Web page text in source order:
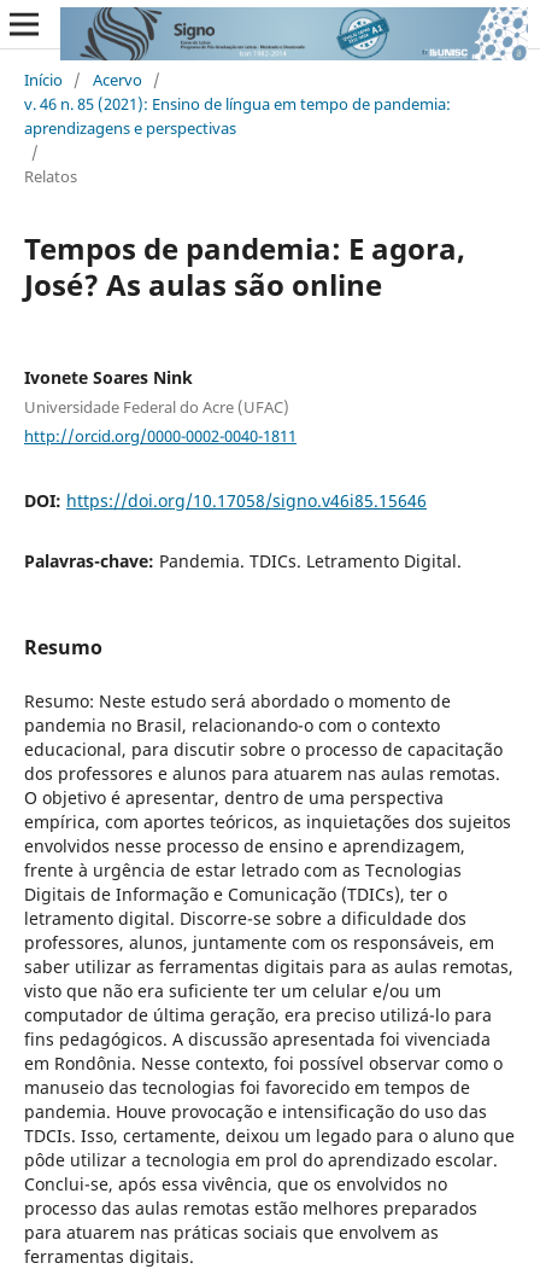
Início / Acervo /
v. 46 n. 85 (2021): Ensino de língua em tempo de pandemia:
aprendizagens e perspectivas
/
Relatos
Tempos de pandemia: E agora,
José? As aulas são online
Ivonete Soares Nink
Universidade Federal do Acre (UFAC)
http://orcid.org/0000-0002-0040-1811
DOI: https://doi.org/10.17058/signo.v46i85.15646
Palavras-chave: Pandemia. TDICs. Letramento Digital.
Resumo
Resumo: Neste estudo será abordado o momento de
pandemia no Brasil, relacionando-o com o contexto
educacional, para discutir sobre o processo de capacitação
dos professores e alunos para atuarem nas aulas remotas.
O objetivo é apresentar, dentro de uma perspectiva
empírica, com aportes teóricos, as inquietações dos sujeitos
envolvidos nesse processo de ensino e aprendizagem,
frente à urgência de estar letrado com as Tecnologias
Digitais de Informação e Comunicação (TDICs), ter o
letramento digital. Discorre-se sobre a dificuldade dos
professores, alunos, juntamente com os responsáveis, em
saber utilizar as ferramentas digitais para as aulas remotas,
visto que não era suficiente ter um celular e/ou um
computador de última geração, era preciso utilizá-lo para
fins pedagógicos. A discussão apresentada foi vivenciada
em Rondônia. Nesse contexto, foi possível observar como o
manuseio das tecnologias foi favorecido em tempos de
pandemia. Houve provocação e intensificação do uso das
TDCIs. Isso, certamente, deixou um legado para o aluno que
pôde utilizar a tecnologia em prol do aprendizado escolar.
Conclui-se, após essa vivência, que os envolvidos no
processo das aulas remotas estão melhores preparados
para atuarem nas práticas sociais que envolvem as
ferramentas digitais.